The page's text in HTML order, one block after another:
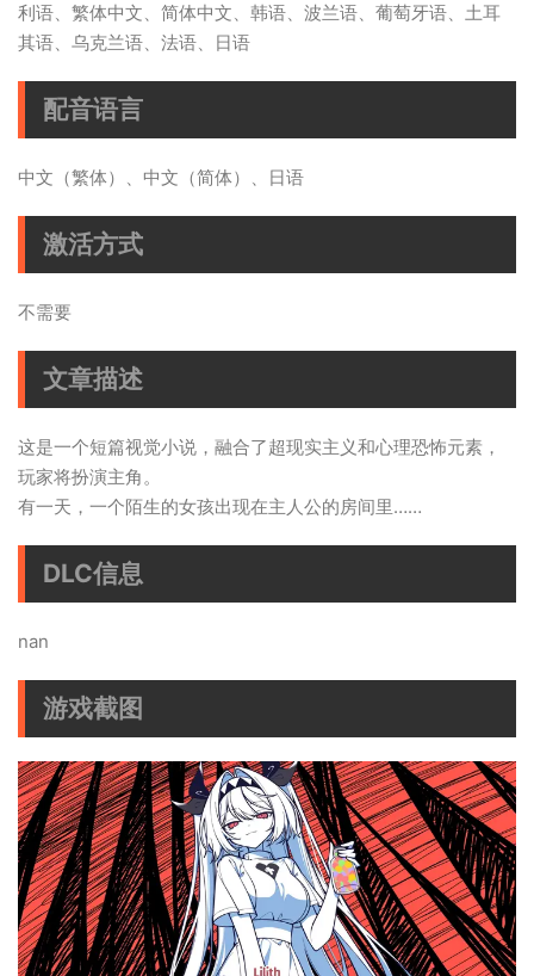
利语、繁体中文、简体中文、韩语、波兰语、葡萄牙语、土耳
其语、乌克兰语、法语、日语
配音语言
中文（繁体）、中文（简体）、日语
激活方式
不需要
文章描述
这是一个短篇视觉小说，融合了超现实主义和心理恐怖元素，
玩家将扮演主角。
有一天，一个陌生的女孩出现在主人公的房间里……
DLC信息
nan
游戏截图